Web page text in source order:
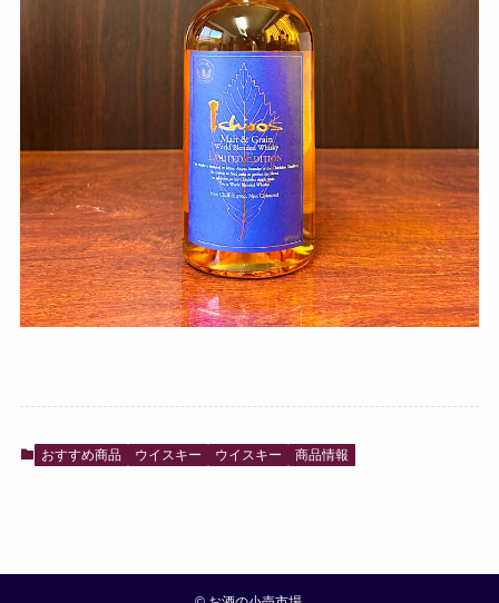
おすすめ商品 ウイスキー ウイスキー 商品情報